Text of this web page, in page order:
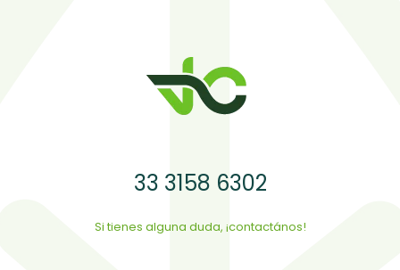
33 3158 6302
Si tienes alguna duda, ¡contactános!